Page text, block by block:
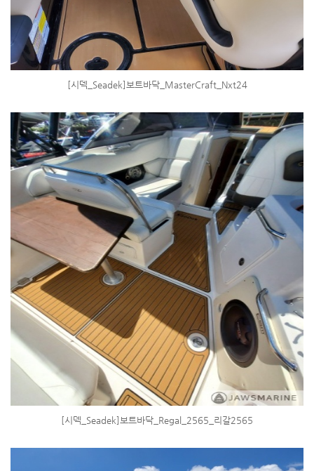
[시덱_Seadek]보트바닥_MasterCraft_Nxt24
[시덱_Seadek]보트바닥_Regal_2565_리갈2565